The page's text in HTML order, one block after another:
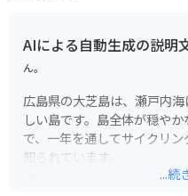
AIによる自動生成の説明
ん。
広島県の大芝島は、瀬戸内
しい島です。島全体が穏や
で、一年を通してサイクリ
知られています。
...続